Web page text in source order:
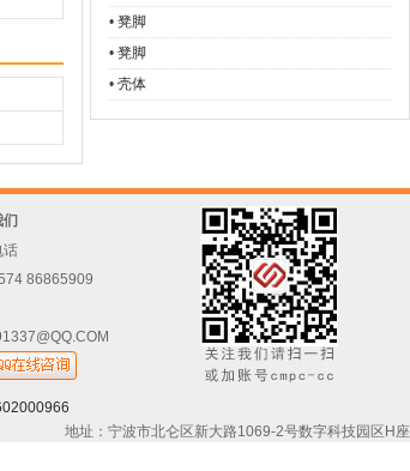
• 凳脚
• 凳脚
• 壳体
话
86865909
地址：宁波市北仑区新大路1069-2号数字科技园区H座